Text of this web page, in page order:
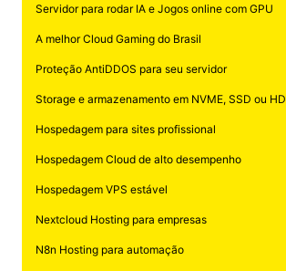
Servidor para rodar IA e Jogos online com GPU
A melhor Cloud Gaming do Brasil
Proteção AntiDDOS para seu servidor
Storage e armazenamento em NVME, SSD ou HD
Hospedagem para sites profissional
Hospedagem Cloud de alto desempenho
Hospedagem VPS estável
Nextcloud Hosting para empresas
N8n Hosting para automação